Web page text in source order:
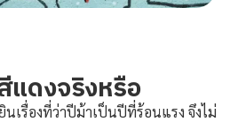
แดงจริงหรือ
รื่องที่ว่าปีม้าเป็นปีที่ร้อนแรง จึงไม่